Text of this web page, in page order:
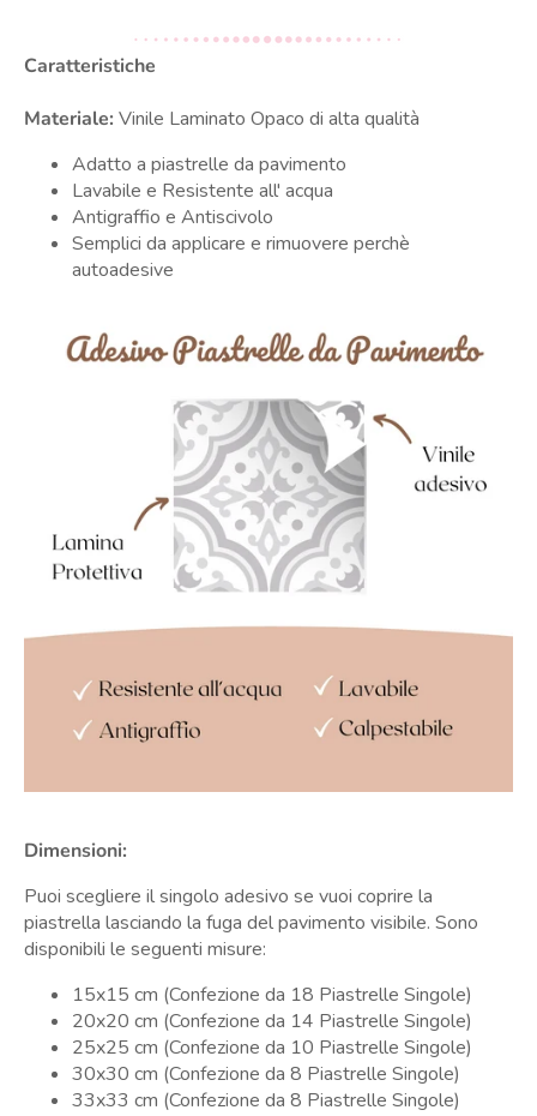
Caratteristiche
Materiale: Vinile Laminato Opaco di alta qualità
Adatto a piastrelle da pavimento
Lavabile e Resistente all' acqua
Antigraffio e Antiscivolo
Semplici da applicare e rimuovere perchè
autoadesive
Dimensioni:
Puoi scegliere il singolo adesivo se vuoi coprire la
piastrella lasciando la fuga del pavimento visibile. Sono
disponibili le seguenti misure:
15x15 cm (Confezione da 18 Piastrelle Singole)
20x20 cm (Confezione da 14 Piastrelle Singole)
25x25 cm (Confezione da 10 Piastrelle Singole)
30x30 cm (Confezione da 8 Piastrelle Singole)
33x33 cm (Confezione da 8 Piastrelle Singole)